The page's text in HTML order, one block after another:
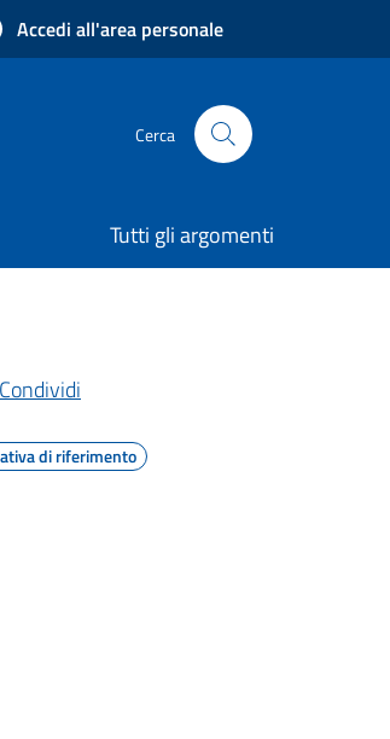
Accedi all'area personale
Cerca
Tutti gli argomenti
Condividi
di riferimento